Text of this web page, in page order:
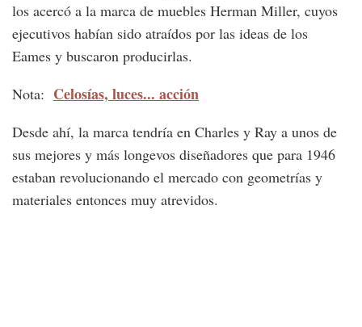
los acercó a la marca de muebles Herman Miller, cuyos
ejecutivos habían sido atraídos por las ideas de los
Eames y buscaron producirlas.
Nota: Celosías, luces... acción
Desde ahí, la marca tendría en Charles y Ray a unos de
sus mejores y más longevos diseñadores que para 1946
estaban revolucionando el mercado con geometrías y
materiales entonces muy atrevidos.